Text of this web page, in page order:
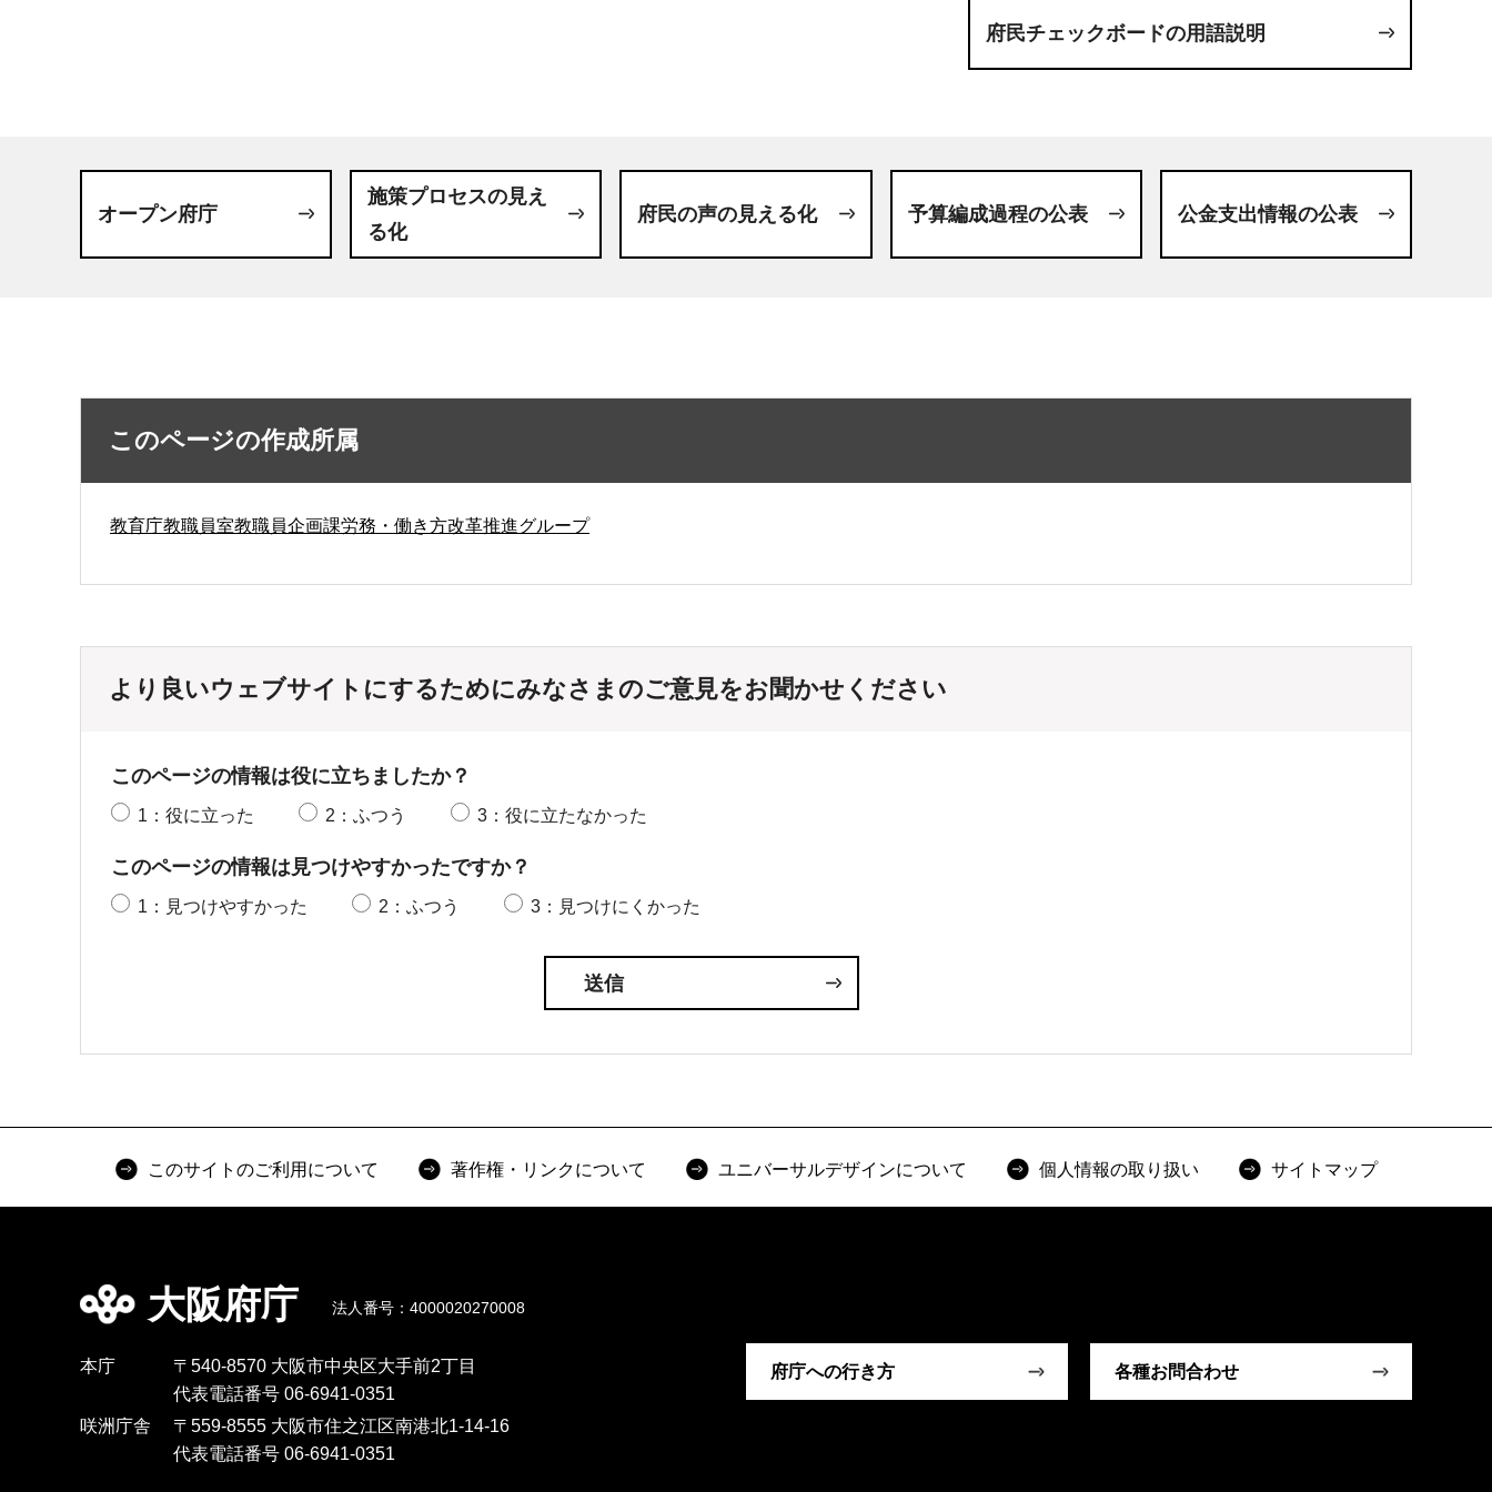
府民チェックボードの用語説明
オープン府庁
施策プロセスの見え
る化
府民の声の見える化 予算編成過程の公表 公金支出情報の公表
このページの作成所属
教育庁教職員室教職員企画課労務・働き方改革推進グループ
より良いウェブサイトにするためにみなさまのご意見をお聞かせください
このページの情報は役に立ちましたか？
1：役に立った 2：ふつう 3：役に立たなかった
このページの情報は見つけやすかったですか？
1：見つけやすかった 2：ふつう 3：見つけにくかった
このサイトのご利用について 著作権・リンクについて ユニバーサルデザインについて 個人情報の取り扱い サイトマップ
大阪府庁 法人番号：4000020270008
本庁
〒540-8570 大阪市中央区大手前2丁目
代表電話番号 06-6941-0351
咲洲庁舎
〒559-8555 大阪市住之江区南港北1-14-16
代表電話番号 06-6941-0351
府庁への行き方 各種お問合わせ